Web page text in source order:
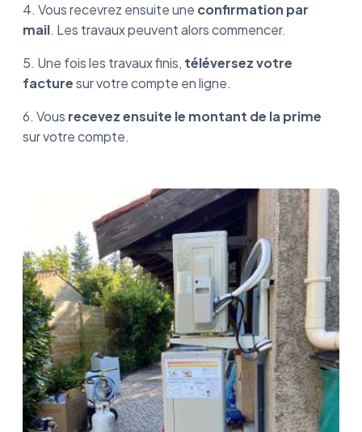
4. Vous recevrez ensuite une confirmation par
mail. Les travaux peuvent alors commencer.
5. Une fois les travaux finis, téléversez votre
facturesur votre compte en ligne.
6. Vous recevez ensuite le montant de la prime
sur votre compte.